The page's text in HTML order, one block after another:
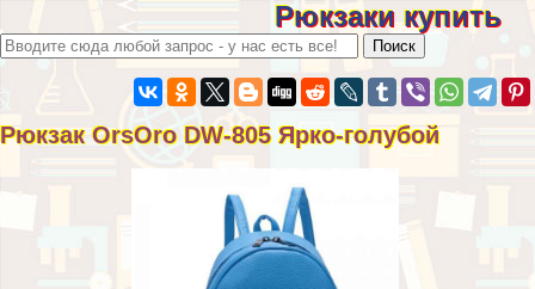
Рюкзаки купить
Рюкзак OrsOro DW-805 Ярко-гoлyбой